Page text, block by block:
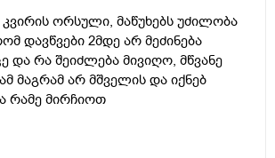
ორსული, მაწუხებს უძილობა
დავწვები 2მდე არ მეძინება
და რა შეიძლება მივიღო, მწვანე
მაგრამ არ მშველის და იქნებ
რამე მირჩიოთ